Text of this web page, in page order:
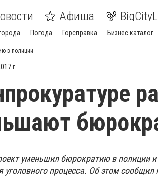
Афиша
Погода Горсправка Бизнес каталог
в полиции
г.
уменьшил бюрократию в полиции и
уголовного процесса. Об этом